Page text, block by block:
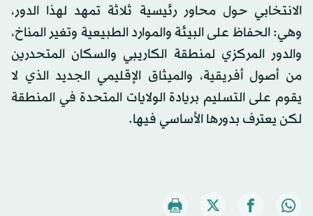
الانتخابي حول محاور رئيسية ثلاثة تمهد لهذا الدور،
وهي: الحفاظ على البيئة والموارد الطبيعية وتغير المناخ،
والدور المركزي لمنطقة الكاريبي والسكان المتحدرين
من أصول أفريقية، والميثاق الإقليمي الجديد الذي لا
يقوم على التسليم بريادة الولايات المتحدة في المنطقة
لكن يعترف بدورها الأساسي فيها.